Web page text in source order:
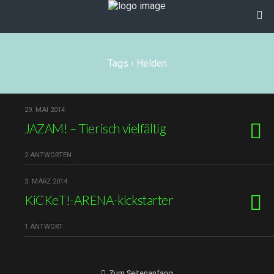
Tags › Helden
29. MAI 2014
JAZAM! – Tierisch vielfältig
2 ANTWORTEN
3. MÄRZ 2014
KiCKeT!-ARENA-kickstarter
1 ANTWORT